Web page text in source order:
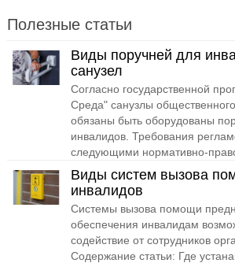
Полезные статьи
Виды поручней для
санузел
Согласно государственной
Среда" санузлы
обязаны быть оборудованы
инвалидов. Требования
следующими нормативно-
Виды систем вызова
инвалидов
Системы вызова помощи
обеспечения инвалидам
содействие от сотрудников
Содержание статьи: Где